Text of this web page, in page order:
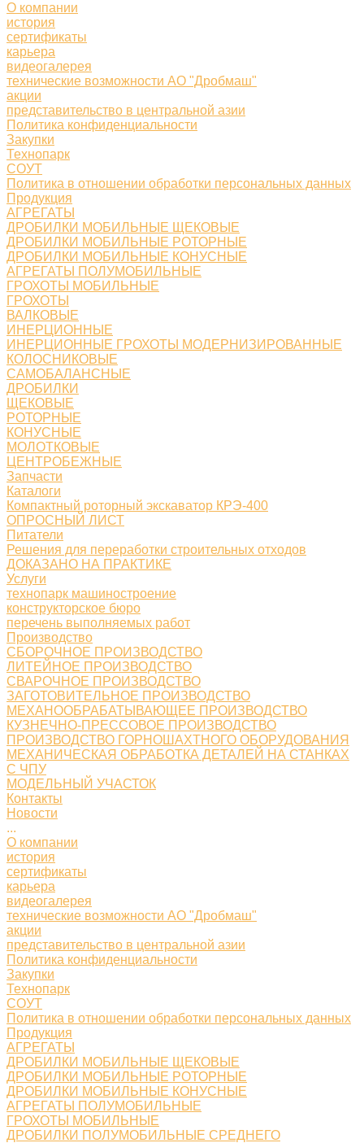
О компании
история
сертификаты
карьера
видеогалерея
технические возможности АО "Дробмаш"
акции
представительство в центральной азии
Политика конфиденциальности
Закупки
Технопарк
СОУТ
Политика в отношении обработки персональных данных
Продукция
АГРЕГАТЫ
ДРОБИЛКИ МОБИЛЬНЫЕ ЩЕКОВЫЕ
ДРОБИЛКИ МОБИЛЬНЫЕ РОТОРНЫЕ
ДРОБИЛКИ МОБИЛЬНЫЕ КОНУСНЫЕ
АГРЕГАТЫ ПОЛУМОБИЛЬНЫЕ
ГРОХОТЫ МОБИЛЬНЫЕ
ГРОХОТЫ
ВАЛКОВЫЕ
ИНЕРЦИОННЫЕ
ИНЕРЦИОННЫЕ ГРОХОТЫ МОДЕРНИЗИРОВАННЫЕ
КОЛОСНИКОВЫЕ
САМОБАЛАНСНЫЕ
ДРОБИЛКИ
ЩЕКОВЫЕ
РОТОРНЫЕ
КОНУСНЫЕ
МОЛОТКОВЫЕ
ЦЕНТРОБЕЖНЫЕ
Запчасти
Каталоги
Компактный роторный экскаватор КРЭ-400
ОПРОСНЫЙ ЛИСТ
Питатели
Решения для переработки строительных отходов
ДОКАЗАНО НА ПРАКТИКЕ
Услуги
технопарк машиностроение
конструкторское бюро
перечень выполняемых работ
Производство
СБОРОЧНОЕ ПРОИЗВОДСТВО
ЛИТЕЙНОЕ ПРОИЗВОДСТВО
СВАРОЧНОЕ ПРОИЗВОДСТВО
ЗАГОТОВИТЕЛЬНОЕ ПРОИЗВОДСТВО
МЕХАНООБРАБАТЫВАЮЩЕЕ ПРОИЗВОДСТВО
КУЗНЕЧНО-ПРЕССОВОЕ ПРОИЗВОДСТВО
ПРОИЗВОДСТВО ГОРНОШАХТНОГО ОБОРУДОВАНИЯ
МЕХАНИЧЕСКАЯ ОБРАБОТКА ДЕТАЛЕЙ НА СТАНКАХ
С ЧПУ
МОДЕЛЬНЫЙ УЧАСТОК
Контакты
Новости
...
О компании
история
сертификаты
карьера
видеогалерея
технические возможности АО "Дробмаш"
акции
представительство в центральной азии
Политика конфиденциальности
Закупки
Технопарк
СОУТ
Политика в отношении обработки персональных данных
Продукция
АГРЕГАТЫ
ДРОБИЛКИ МОБИЛЬНЫЕ ЩЕКОВЫЕ
ДРОБИЛКИ МОБИЛЬНЫЕ РОТОРНЫЕ
ДРОБИЛКИ МОБИЛЬНЫЕ КОНУСНЫЕ
АГРЕГАТЫ ПОЛУМОБИЛЬНЫЕ
ГРОХОТЫ МОБИЛЬНЫЕ
ДРОБИЛКИ ПОЛУМОБИЛЬНЫЕ СРЕДНЕГО